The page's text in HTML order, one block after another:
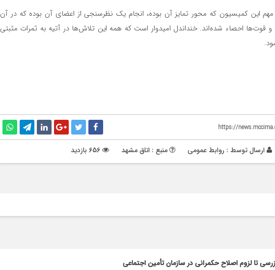
مهم این کمیسیون که محور تمایز آن بوده، انجام یک نظرسنجی از اعضای آن بوده که در آن
قوت‌ها احصاء شده‌اند. خنداندل امیدوار است که همه این تلاش‌ها در آتیه به ثمرات مثبتی
https://
ارسال توسط : روابط عمومی منبع : اتاق مشهد
تا لزوم اصلاح حکمرانی در سازمان تأمین اجتماعی